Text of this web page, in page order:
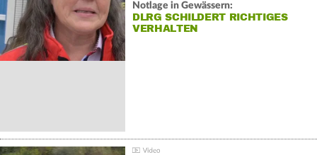
Notlage in Gewässern:
DLRG SCHILDERT RICHTIGES
VERHALTEN